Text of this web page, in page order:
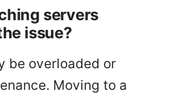
servers
issue?
be overloaded or
Moving to a